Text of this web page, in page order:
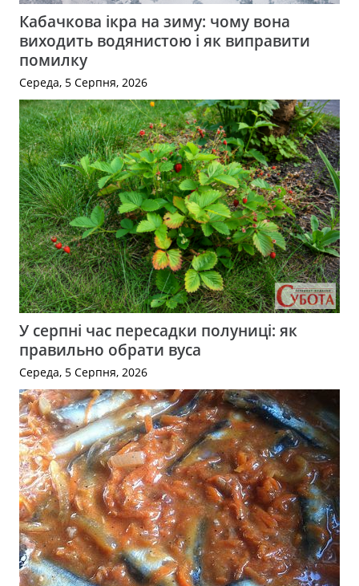
Кабачкова ікра на зиму: чому вона
виходить водянистою і як виправити
помилку
Середа, 5 Серпня, 2026
У серпні час пересадки полуниці: як
правильно обрати вуса
Середа, 5 Серпня, 2026